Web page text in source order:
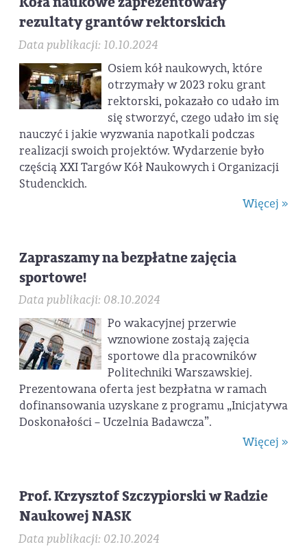
rezultaty grantów rektorskich
Data publikacji: 10.10.2024
Osiem kół naukowych, które
otrzymały w 2023 roku grant
rektorski, pokazało co udało im
się stworzyć, czego udało im się
nauczyć i jakie wyzwania napotkali podczas
realizacji swoich projektów. Wydarzenie było
częścią XXI Targów Kół Naukowych i Organizacji
Studenckich.
Więcej »
Zapraszamy na bezpłatne zajęcia
sportowe!
Data publikacji: 08.10.2024
Po wakacyjnej przerwie
wznowione zostają zajęcia
sportowe dla pracowników
Politechniki Warszawskiej.
Prezentowana oferta jest bezpłatna w ramach
dofinansowania uzyskane z programu „Inicjatywa
Doskonałości – Uczelnia Badawcza”.
Więcej »
Prof. Krzysztof Szczypiorski w Radzie
Naukowej NASK
Data publikacji: 02.10.2024